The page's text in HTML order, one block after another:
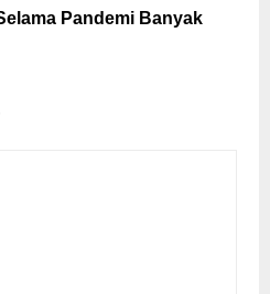
Pandemi Banyak